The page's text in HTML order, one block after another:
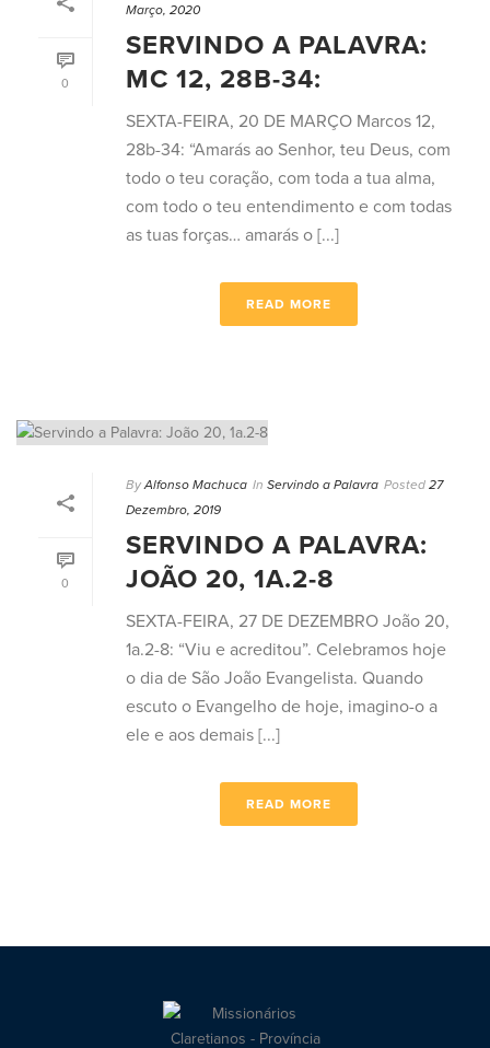
0
Março, 2020
SERVINDO A PALAVRA:
MC 12, 28B-34:
SEXTA-FEIRA, 20 DE MARÇO Marcos 12,
28b-34: “Amarás ao Senhor, teu Deus, com
todo o teu coração, com toda a tua alma,
com todo o teu entendimento e com todas
as tuas forças… amarás o [...]
READ MORE
0
By Alfonso Machuca In Servindo a Palavra Posted 27
Dezembro, 2019
SERVINDO A PALAVRA:
JOÃO 20, 1A.2-8
SEXTA-FEIRA, 27 DE DEZEMBRO João 20,
1a.2-8: “Viu e acreditou”. Celebramos hoje
o dia de São João Evangelista. Quando
escuto o Evangelho de hoje, imagino-o a
ele e aos demais [...]
READ MORE